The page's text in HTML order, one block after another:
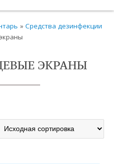
»Средства дезинфекции
ЭКРАНЫ